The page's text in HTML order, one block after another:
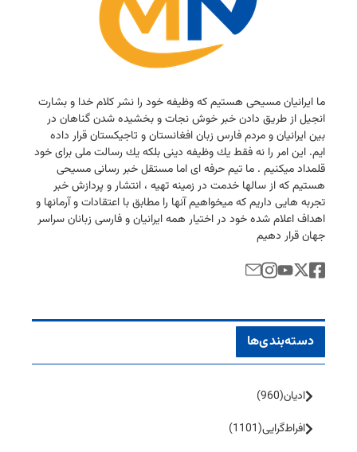
ما ایرانیان مسیحی هستیم كه وظیفه خود را نشر كلام خدا و بشارت
انجیل از طریق دادن خبر خوش نجات و بخشیده شدن گناهان در
بین ایرانیان و مردم فارس زبان افغانستان و تاجیكستان قرار داده
ایم. این امر را نه فقط یك وظیفه دینی بلكه یك رسالت ملی برای خود
قلمداد میكنیم . ما تیم حرفه ای اما مستقل خبر رسانی مسیحی
هستیم كه از سالها خدمت در زمینه تهیه ، انتشار و پردازش خبر
تجربه هایی داریم كه میخواهیم آنها را مطابق با اعتقادات و آرمانها و
اهداف اعلام شده خود در اختیار همه ایرانیان و فارسی زبانان سراسر
جهان قرار دهیم
دسته‌بندی‌ها
ادیان(960)
افراط‌گرایی(1101)